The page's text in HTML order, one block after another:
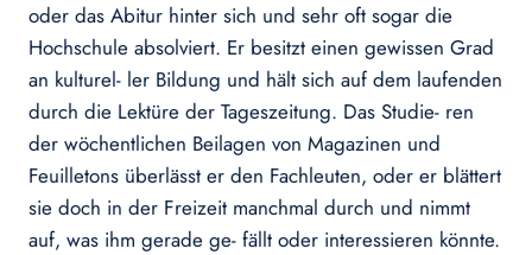
oder das Abitur hinter sich und sehr oft sogar die
Hochschule absolviert. Er besitzt einen gewissen Grad
an kulturel- ler Bildung und hält sich auf dem laufenden
durch die Lektüre der Tageszeitung. Das Studie- ren
der wöchentlichen Beilagen von Magazinen und
Feuilletons überlässt er den Fachleuten, oder er blättert
sie doch in der Freizeit manchmal durch und nimmt
auf, was ihm gerade ge- fällt oder interessieren könnte.